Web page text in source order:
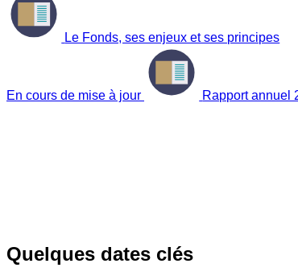
Le Fonds, ses enjeux et ses principes
En cours de mise à jour Rapport annuel
Quelques dates clés